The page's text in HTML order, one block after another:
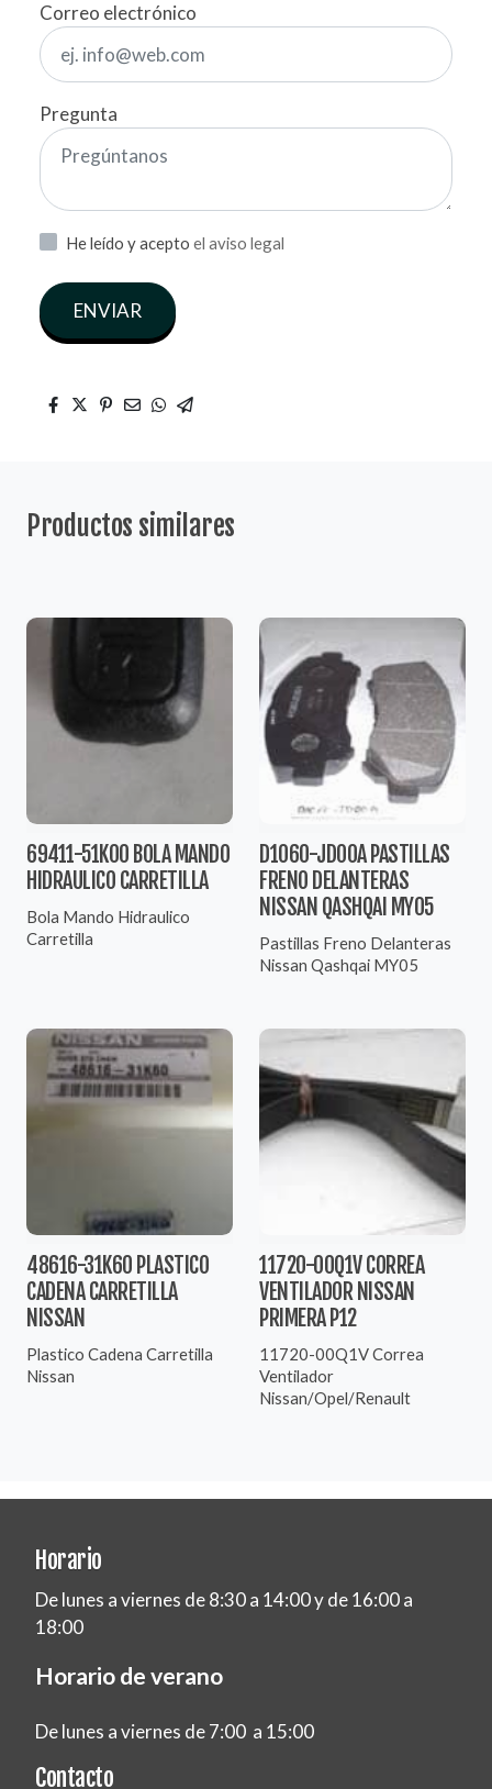
Correo electrónico
Pregunta
He leído y acepto el aviso legal
ENVIAR
Productos similares
69411-51K00 BOLA MANDO
HIDRAULICO CARRETILLA
Bola Mando Hidraulico
Carretilla
D1060-JD00A PASTILLAS
FRENO DELANTERAS
NISSAN QASHQAI MY05
Pastillas Freno Delanteras
Nissan Qashqai MY05
48616-31K60 PLASTICO
CADENA CARRETILLA
NISSAN
Plastico Cadena Carretilla
Nissan
11720-00Q1V CORREA
VENTILADOR NISSAN
PRIMERA P12
11720-00Q1V Correa
Ventilador
Nissan/Opel/Renault
Horario
De lunes a viernes de 8:30 a 14:00 y de 16:00 a
18:00
Horario de verano
De lunes a viernes de 7:00 a 15:00
Contacto